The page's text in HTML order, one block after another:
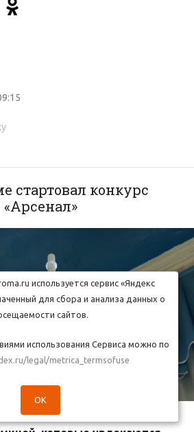
стартовал конкурс
«Арсенал»
используется сервис «Яндекс
для сбора и анализа данных о
сайтов.
использования Сервиса можно по
legal/metrica_termsofuse
OK